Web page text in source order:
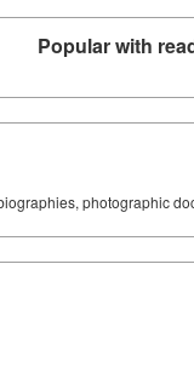
Popular with
photographic